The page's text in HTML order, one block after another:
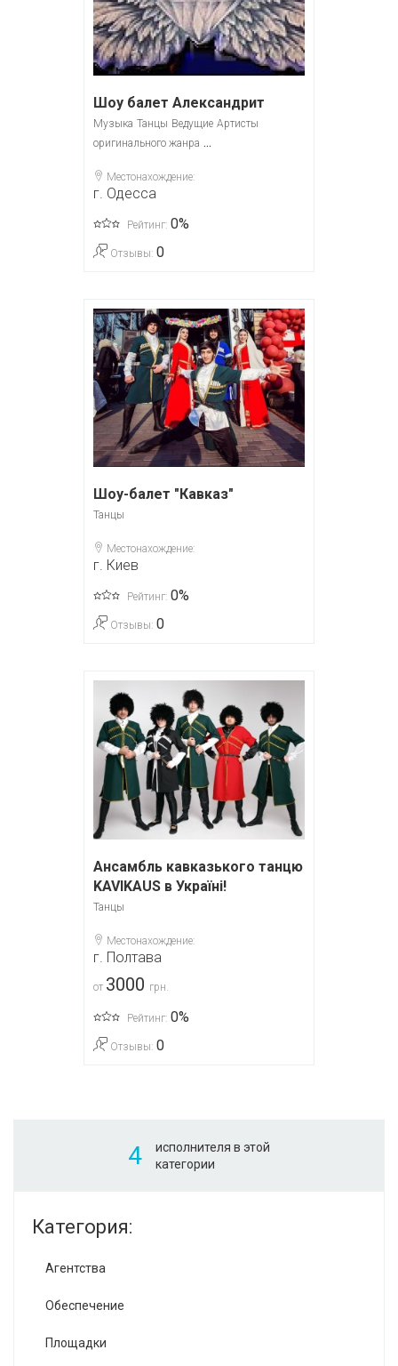
Шоу балет Александрит
Музыка Танцы Ведущие Артисты
оригинального жанра ...
Местонахождение:
г. Одесса
Рейтинг: 0%
Отзывы: 0
Шоу-балет "Кавказ"
Танцы
Местонахождение:
г. Киев
Рейтинг: 0%
Отзывы: 0
Ансамбль кавказького танцю
KAVIKAUS в Україні!
Танцы
Местонахождение:
г. Полтава
от 3000 грн.
Рейтинг: 0%
Отзывы: 0
4
исполнителя в этой
категории
Категория:
Агентства
Обеспечение
Площадки